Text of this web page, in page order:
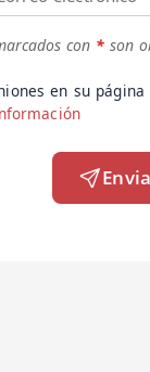
con * son
en su página